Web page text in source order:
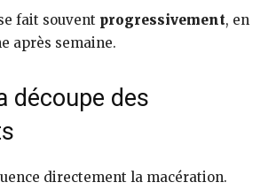
fait souvent progressivement, en
après semaine.
découpe des
directement la macération.